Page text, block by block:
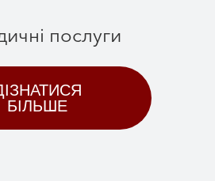
послуги
БІЛЬШЕ